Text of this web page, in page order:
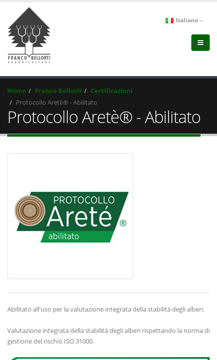
Italiano
Home Franco Bellorti
Certificazioni
Protocollo Aretè® - Abilitato
Protocollo Aretè® - Abilitato
Abilitato all'uso per la valutazione integrata della stabilità degli alberi.
Valutazione integrata della stabilità degli alberi rispettando la norma di
gestione del rischio ISO 31000.